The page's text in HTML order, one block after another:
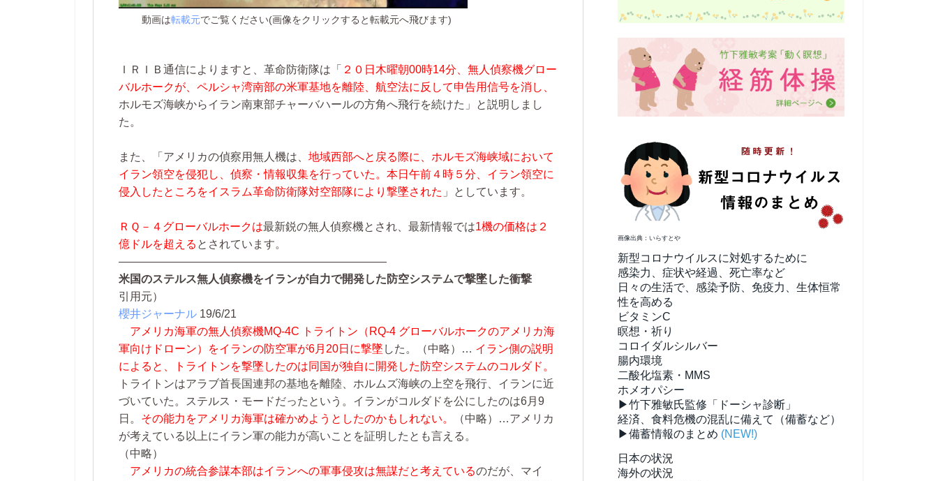
動画は転載元でご覧ください(画像をクリックすると転載元へ飛びます)
ＩＲＩＢ通信によりますと、革命防衛隊は「 ２０日木曜朝00時14分、無人偵察機グロー
バルホークが、ペルシャ湾南部の米軍基地を離陸、航空法に反して申告用信号を消し、
ホルモズ海峡からイラン南東部チャーバハールの方角へ飛行を続けた」と説明しまし
た。
また、「アメリカの偵察用無人機は、 地域西部へと戻る際に、ホルモズ海峡域において
イラン領空を侵犯し、偵察・情報収集を行っていた。本日午前４時５分、イラン領空に
侵入したところをイスラム革命防衛隊対空部隊により撃墜された 」としています。
ＲＱ－４グローバルホークは最新鋭の無人偵察機とされ、最新情報では1機の価格は２
億ドルを超える とされています。
————————————————————————
米国のステルス無人偵察機をイランが自力で開発した防空システムで撃墜した衝撃
引用元）
櫻井ジャーナル 19/6/21
アメリカ海軍の無人偵察機MQ-4C トライトン（RQ-4 グローバルホークのアメリカ海
軍向けドローン）をイランの防空軍が6月20日に撃墜 ​した。 （中略）… イラン側の説明
によると、トライトンを撃墜したのは同国が独自に開発した防空システムのコルダド。
トライトンはアラブ首長国連邦の基地を離陸、ホルムズ海峡の上空を飛行、イランに近
づいていた。ステルス・モードだったという。イランがコルダドを公にしたのは6月9
日。 その能力をアメリカ海軍は確かめようとしたのかもしれない。 （中略）…アメリカ
が考えている以上にイラン軍の能力が高いことを証明したとも言える。
（中略）
アメリカの統合参謀本部はイランへの軍事侵攻は無謀だと考えているのだが、マイ
画像出典：いらすとや
新型コロナウイルスに対処するために
感染力、症状や経過、死亡率など
日々の生活で、感染予防、免疫力、生体恒常
性を高める
ビタミンC
瞑想・祈り
コロイダルシルバー
腸内環境
二酸化塩素・MMS
ホメオパシー
▶竹下雅敏氏監修「ドーシャ診断」
経済、食料危機の混乱に備えて（備蓄など）
▶備蓄情報のまとめ (NEW!)
日本の状況
海外の状況